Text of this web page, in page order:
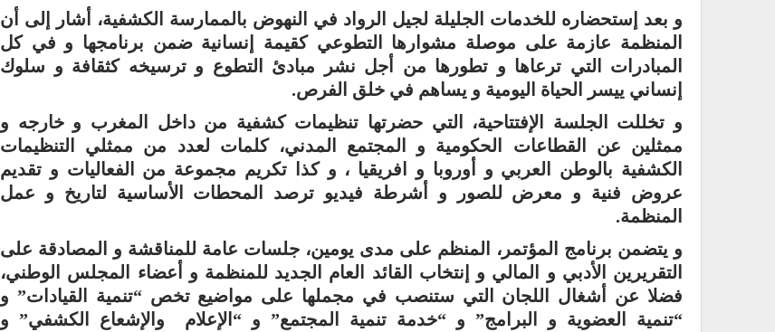
و بعد إستحضاره للخدمات الجليلة لجيل الرواد في النهوض بالممارسة الكشفية، أشار إلى أن
المنظمة عازمة على موصلة مشوارها التطوعي كقيمة إنسانية ضمن برنامجها و في كل
المبادرات التي ترعاها و تطورها من أجل نشر مبادئ التطوع و ترسيخه كثقافة و سلوك
إنساني ييسر الحياة اليومية و يساهم في خلق الفرص.
و تخللت الجلسة الإفتتاحية، التي حضرتها تنظيمات كشفية من داخل المغرب و خارجه و
ممثلين عن القطاعات الحكومية و المجتمع المدني، كلمات لعدد من ممثلي التنظيمات
الكشفية بالوطن العربي و أوروبا و افريقيا ، و كذا تكريم مجموعة من الفعاليات و تقديم
عروض فنية و معرض للصور و أشرطة فيديو ترصد المحطات الأساسية لتاريخ و عمل
المنظمة.
و يتضمن برنامج المؤتمر، المنظم على مدى يومين، جلسات عامة للمناقشة و المصادقة على
التقريرين الأدبي و المالي و إنتخاب القائد العام الجديد للمنظمة و أعضاء المجلس الوطني،
فضلا عن أشغال اللجان التي ستنصب في مجملها على مواضيع تخص “تنمية القيادات” و
“تنمية العضوية و البرامج” و “خدمة تنمية المجتمع” و “الإعلام والإشعاع الكشفي” و